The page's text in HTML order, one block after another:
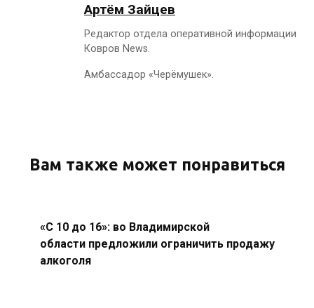
Артём Зайцев
Редактор отдела оперативной информации
Ковров News.
Амбассадор «Черёмушек».
Вам также может понравиться
«С 10 до 16»: во Владимирской
области предложили ограничить продажу
алкоголя